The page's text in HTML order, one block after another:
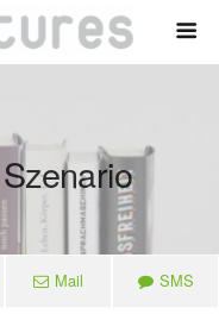
Mail SMS